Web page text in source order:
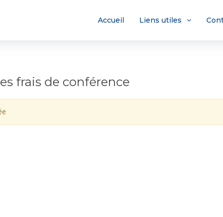
Accueil Liens utiles
frais de conférence